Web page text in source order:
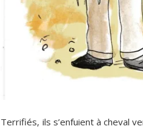
Terrifiés, ils s’enfuient à cheval